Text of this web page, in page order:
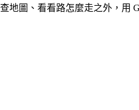
地圖、看看路怎麼走之外，